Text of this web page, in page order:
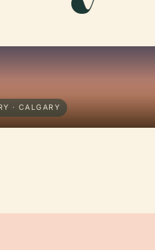
· CALGARY